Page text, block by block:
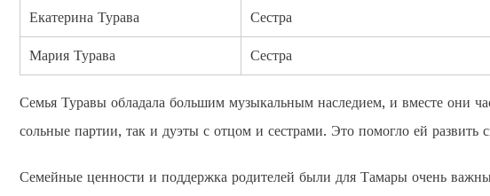
Екатерина Турава Сестра
Мария Турава Сестра
Семья Туравы обладала большим музыкальным наследием, и вместе они
сольные партии, так и дуэты с отцом и сестрами. Это помогло ей развить
Семейные ценности и поддержка родителей были для Тамары очень